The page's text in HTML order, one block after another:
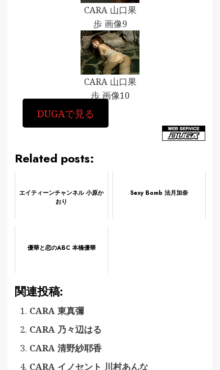
CARA 山口果
歩 画像9
CARA 山口果
歩 画像10
DUGAで見る
Related posts:
エイティーンチャンネル 小原か
おり
Sexy Bomb 法月加奈
優華と恋のABC 本橋優華
関連投稿:
CARA 東真彌
CARA 乃々辺はる
CARA 清野紗耶香
CARA イノセント 川村あんな